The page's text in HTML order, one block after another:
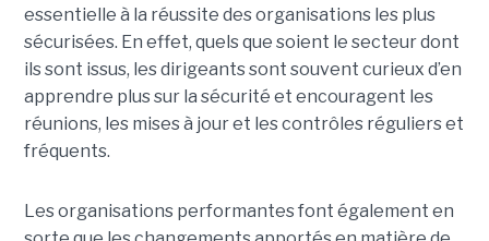
essentielle à la réussite des organisations les plus
sécurisées. En effet, quels que soient le secteur dont
ils sont issus, les dirigeants sont souvent curieux d’en
apprendre plus sur la sécurité et encouragent les
réunions, les mises à jour et les contrôles réguliers et
fréquents.
Les organisations performantes font également en